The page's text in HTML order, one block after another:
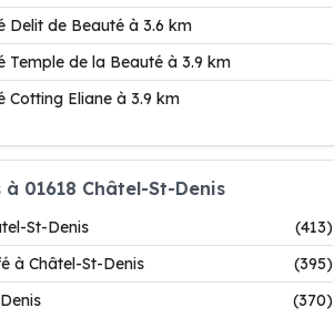
Delit de Beauté à 3.6 km
Temple de la Beauté à 3.9 km
Cotting Eliane à 3.9 km
à 01618 Châtel-St-Denis
St-Denis
(413)
à Châtel-St-Denis
(395)
(370)